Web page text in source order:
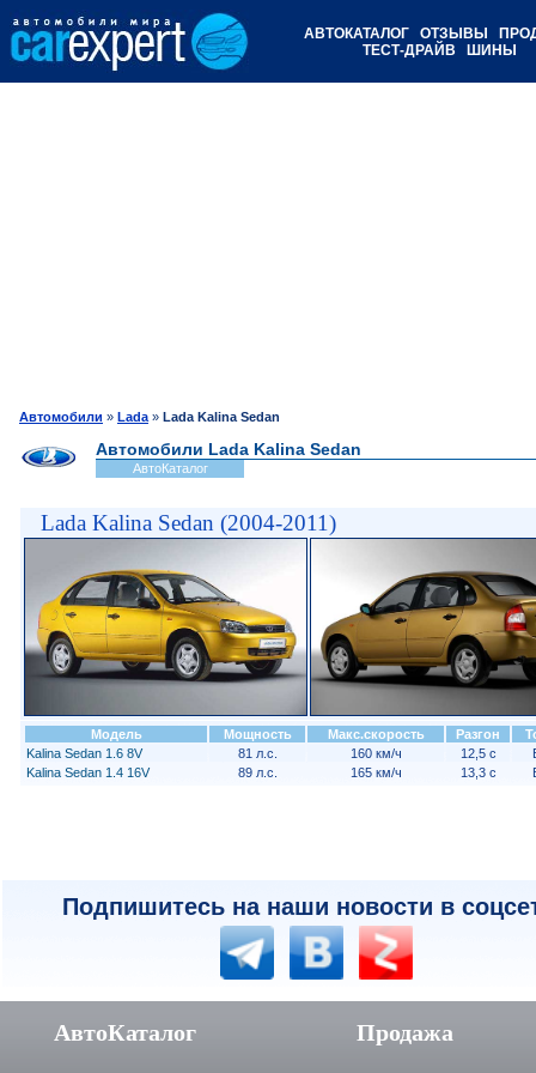
АВТОКАТАЛОГ ОТЗЫВЫ
ТЕСТ-ДРАЙВ
ШИНЫ
Автомобили » Lada » Lada Kalina Sedan
Автомобили Lada Kalina Sedan
АвтоКаталог
Lada Kalina Sedan (2004-2011)
Модель Мощность Макс.скорость Разгон
Kalina Sedan 1.6 8V
81 л.с. 160 км/ч 12,5 с
Kalina Sedan 1.4 16V
89 л.с. 165 км/ч 13,3 с
Подпишитесь на наши новости в
АвтоКаталог Продажа